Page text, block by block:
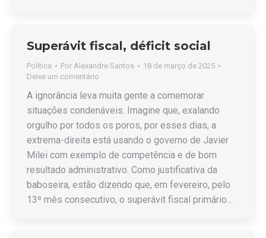
Superávit fiscal, déficit social
Política Por Alexandre Santos
18 de março de 2025
Deixe um comentário
A ignorância leva muita gente a comemorar
situações condenáveis. Imagine que, exalando
orgulho por todos os poros, por esses dias, a
extrema-direita está usando o governo de Javier
Milei com exemplo de competência e de bom
resultado administrativo. Como justificativa da
baboseira, estão dizendo que, em fevereiro, pelo
13º mês consecutivo, o superávit fiscal primário…